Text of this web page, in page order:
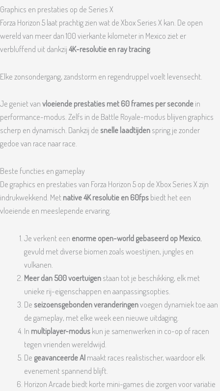
Graphics en prestaties op de Series X
Forza Horizon 5 laat prachtig zien wat de Xbox Series X kan. De open
wereld van meer dan 100 vierkante kilometer in Mexico ziet er
verbluffend uit dankzij4K-resolutie en ray tracing.
Elke zonsondergang, zandstorm en regendruppel voelt levensecht.
Je geniet vanvloeiende prestaties met 60 frames per secondein
performance-modus. Zelfs in de Battle Royale-modus blijven graphics
scherp en dynamisch. Dankzij desnelle laadtijdenspring je zonder
gedoe van race naar race.
Beste functies en gameplay
De graphics en prestaties van Forza Horizon 5 op de Xbox Series X zijn
indrukwekkend. Metnative 4K resolutie en 60fpsbiedt het een
vloeiende en meeslepende ervaring.
Je verkent een enorme open-world gebaseerd op Mexico,
gevuld met diverse biomen zoals woestijnen, jungles en
vulkanen.
Meer dan 500 voertuigenstaan tot je beschikking, elk met
unieke rij-eigenschappen en aanpassingsopties.
Deseizoensgebonden veranderingenvoegen dynamiek toe aan
de gameplay, met elke week een nieuwe uitdaging.
In multiplayer-moduskun je samenwerken in co-op of racen
tegen vrienden wereldwijd.
De geavanceerde AImaakt races realistischer, waardoor elk
evenement spannend blijft.
Horizon Arcade biedt korte mini-games die zorgen voor variatie